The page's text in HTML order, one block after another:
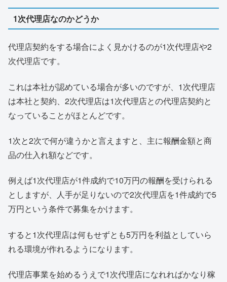
1次代理店なのかどうか
代理店契約をする場合によく見かけるのが1次代理店や2
次代理店です。
これは本社が認めている場合が多いのですが、1次代理店
は本社と契約、2次代理店は1次代理店との代理店契約と
なっていることがほとんどです。
1次と2次で何が違うかと言えますと、主に報酬金額と商
品の仕入れ額などです。
例えば1次代理店が1件成約で10万円の報酬を受けられる
としますが、人手が足りないので2次代理店を1件成約で5
万円という条件で募集をかけます。
すると1次代理店は何もせずとも5万円を利益としていら
れる環境が作れるようになります。
代理店事業を始めるうえで1次代理店になれればかなり稼